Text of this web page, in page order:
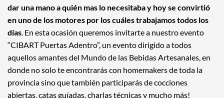
dar una mano a quién mas lo necesitaba y hoy se convirtió
en uno de los motores por los cuáles trabajamos todos los
días . En esta ocasión queremos invitarte a nuestro evento
“CIBART Puertas Adentro”, un evento dirigido a todos
aquellos amantes del Mundo de las Bebidas Artesanales, en
donde no solo te encontrarás con homemakers de toda la
provincia sino que también participarás de cocciones
abiertas, catas guíadas, charlas técnicas y mucho más!